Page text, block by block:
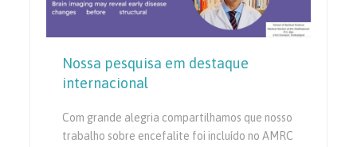
Nossa pesquisa em destaque
internacional
Com grande alegria compartilhamos que nosso
trabalho sobre encefalite foi incluído no AMRC